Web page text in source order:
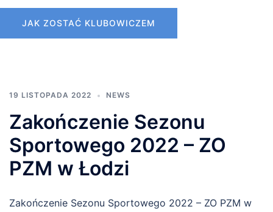
JAK ZOSTAĆ KLUBOWICZEM
19 LISTOPADA 2022 NEWS
Zakończenie Sezonu
Sportowego 2022 – ZO
PZM w Łodzi
Zakończenie Sezonu Sportowego 2022 – ZO PZM w